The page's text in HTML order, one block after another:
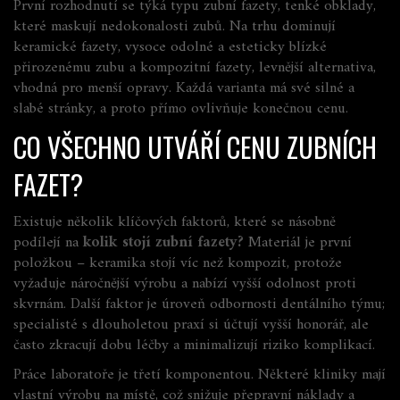
První rozhodnutí se týká typu zubní fazety, tenké obklady,
které maskují nedokonalosti zubů. Na trhu dominují
keramické fazety, vysoce odolné a esteticky blízké
přirozenému zubu a kompozitní fazety, levnější alternativa,
vhodná pro menší opravy. Každá varianta má své silné a
slabé stránky, a proto přímo ovlivňuje konečnou cenu.
CO VŠECHNO UTVÁŘÍ CENU ZUBNÍCH
FAZET?
Existuje několik klíčových faktorů, které se násobně
podílejí nakolik stojí zubní fazety? Materiál je první
položkou – keramika stojí víc než kompozit, protože
vyžaduje náročnější výrobu a nabízí vyšší odolnost proti
skvrnám. Další faktor je úroveň odbornosti dentálního týmu;
specialisté s dlouholetou praxí si účtují vyšší honorář, ale
často zkracují dobu léčby a minimalizují riziko komplikací.
Práce laboratoře je třetí komponentou. Některé kliniky mají